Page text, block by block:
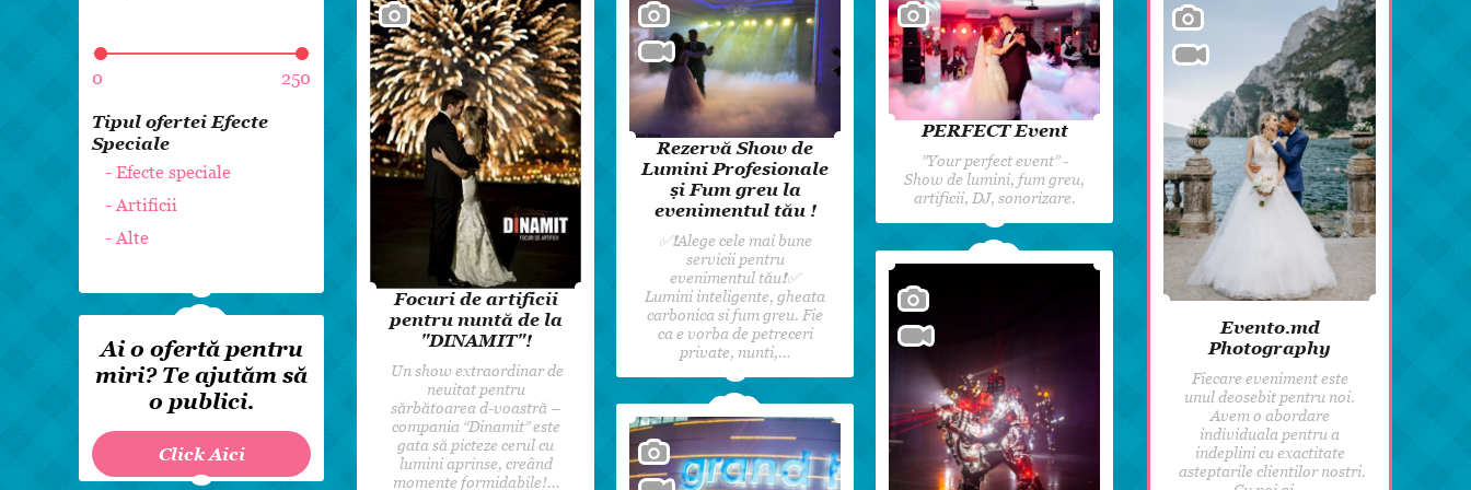
Dansul Mirilor
8 martie
Pentru paști
Zi de Naștere
Botez
0 250
Tipul ofertei Efecte
Speciale
- Efecte speciale
- Artificii
- Alte
Ai o ofertă pentru
miri? Te ajutăm să
o publici.
Click Aici
Focuri de artificii
pentru nuntă de la
"DINAMIT"!
Un show extraordinar de
neuitat pentru
sărbătoarea d-voastră –
compania “Dinamit” este
gata să picteze cerul cu
lumini aprinse, creând
momente formidabile!…
Rezervă Show de
Lumini Profesionale
și Fum greu la
evenimentul tău !
✅❗️Alege cele mai bune
servicii pentru
evenimentul tău❗️✅
Lumini inteligente, gheata
carbonica si fum greu. Fie
ca e vorba de petreceri
private, nunti,…
PERFECT Event
”Your perfect event” -
Show de lumini, fum greu,
artificii, DJ, sonorizare.
Evento.md
Photography
Fiecare eveniment este
unul deosebit pentru noi.
Avem o abordare
individuala pentru a
indeplini cu exactitate
asteptarile clientilor nostri.